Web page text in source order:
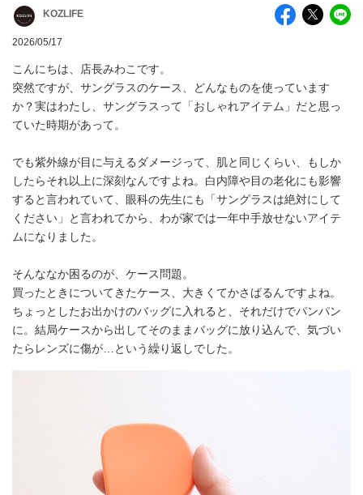
KOZLIFE
2026/05/17
こんにちは、店長みわこです。
突然ですが、サングラスのケース、どんなものを使っています
か？実はわたし、サングラスって「おしゃれアイテム」だと思っ
ていた時期があって。
でも紫外線が目に与えるダメージって、肌と同じくらい、もしか
したらそれ以上に深刻なんですよね。白内障や目の老化にも影響
すると言われていて、眼科の先生にも「サングラスは絶対にして
ください」と言われてから、わが家では一年中手放せないアイテ
ムになりました。
そんななか困るのが、ケース問題。
買ったときについてきたケース、大きくてかさばるんですよね。
ちょっとしたお出かけのバッグに入れると、それだけでパンパン
に。結局ケースから出してそのままバッグに放り込んで、気づい
たらレンズに傷が…という繰り返しでした。